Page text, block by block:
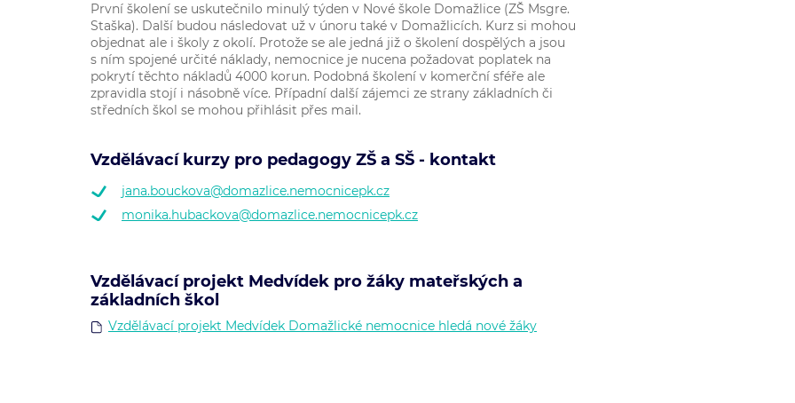
První školení se uskutečnilo minulý týden v Nové škole Domažlice (ZŠ Msgre.
Staška). Další budou následovat už v únoru také v Domažlicích. Kurz si mohou
objednat ale i školy z okolí. Protože se ale jedná již o školení dospělých a jsou
s ním spojené určité náklady, nemocnice je nucena požadovat poplatek na
pokrytí těchto nákladů 4000 korun. Podobná školení v komerční sféře ale
zpravidla stojí i násobně více. Případní další zájemci ze strany základních či
středních škol se mohou přihlásit přes mail.
Vzdělávací kurzy pro pedagogy ZŠ a SŠ - kontakt
jana.bouckova@domazlice.nemocnicepk.cz
monika.hubackova@domazlice.nemocnicepk.cz
Vzdělávací projekt Medvídek pro žáky mateřských a
základních škol
Vzdělávací projekt Medvídek Domažlické nemocnice hledá nové žáky